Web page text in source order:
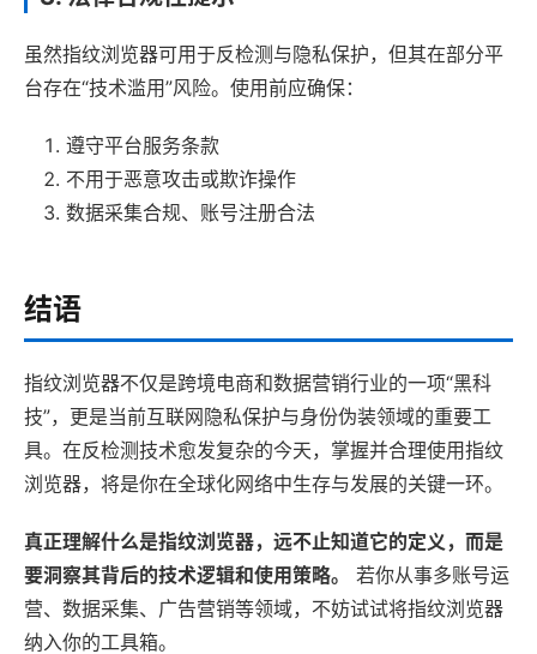
虽然指纹浏览器可用于反检测与隐私保护，但其在部分平
台存在“技术滥用”风险。使用前应确保：
遵守平台服务条款
不用于恶意攻击或欺诈操作
数据采集合规、账号注册合法
结语
指纹浏览器不仅是跨境电商和数据营销行业的一项“黑科
技”，更是当前互联网隐私保护与身份伪装领域的重要工
具。在反检测技术愈发复杂的今天，掌握并合理使用指纹
浏览器，将是你在全球化网络中生存与发展的关键一环。
真正理解什么是指纹浏览器，远不止知道它的定义，而是
要洞察其背后的技术逻辑和使用策略。
若你从事多账号运
营、数据采集、广告营销等领域，不妨试试将指纹浏览器
纳入你的工具箱。